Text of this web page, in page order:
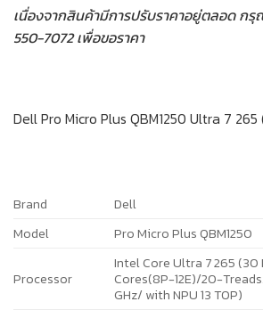
เนื่องจากสินค้ามีการปรับราคาอยู่ตลอด ก
550-7072 เพื่อขอราคา
Dell Pro Micro Plus QBM1250 Ultra 7 265
Brand
Dell
Model
Pro Micro Plus QBM1250
Processor
Intel Core Ultra 7 265 (30
Cores(8P-12E)/20-
GHz/ with NPU 13 TOP)